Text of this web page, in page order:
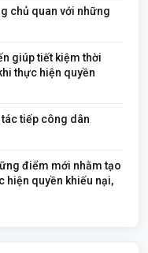
chủ quan với những
giúp tiết kiệm thời
thực hiện quyền
tiếp công dân
điểm mới nhằm tạo
hiện quyền khiếu nại,